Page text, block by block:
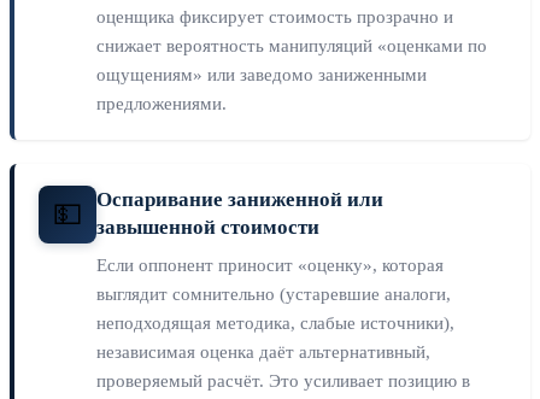
оценщика фиксирует стоимость прозрачно и
снижает вероятность манипуляций «оценками по
ощущениям» или заведомо заниженными
предложениями.
💵
Оспаривание заниженной или
завышенной стоимости
Если оппонент приносит «оценку», которая
выглядит сомнительно (устаревшие аналоги,
неподходящая методика, слабые источники),
независимая оценка даёт альтернативный,
проверяемый расчёт. Это усиливает позицию в